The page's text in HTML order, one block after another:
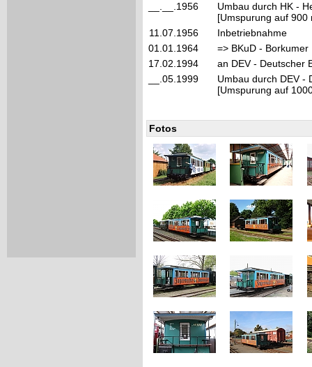
__.__.1956
Umbau durch HK -
[Umspurung auf 900
11.07.1956
Inbetriebnahme
01.01.1964
=> BKuD -
17.02.1994
an DEV - Deutscher
__.05.1999
Umbau durch DEV -
[Umspurung auf
Fotos